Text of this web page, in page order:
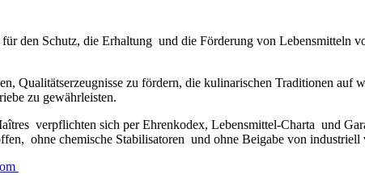
den Schutz, die Erhaltung und die Förderung von Lebensmitteln
Qualitätserzeugnisse zu fördern, die kulinarischen Traditionen auf
zu gewährleisten.
verpflichten sich per Ehrenkodex, Lebensmittel-Charta und
ohne chemische Stabilisatoren und ohne Beigabe von